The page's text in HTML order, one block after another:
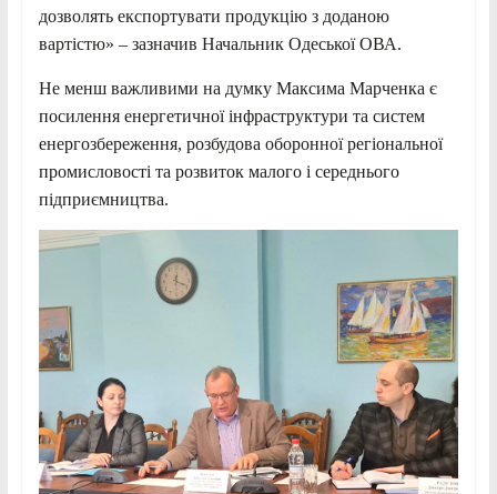
дозволять експортувати продукцію з доданою
вартістю» – зазначив Начальник Одеської ОВА.
Не менш важливими на думку Максима Марченка є
посилення енергетичної інфраструктури та систем
енергозбереження, розбудова оборонної регіональної
промисловості та розвиток малого і середнього
підприємництва.